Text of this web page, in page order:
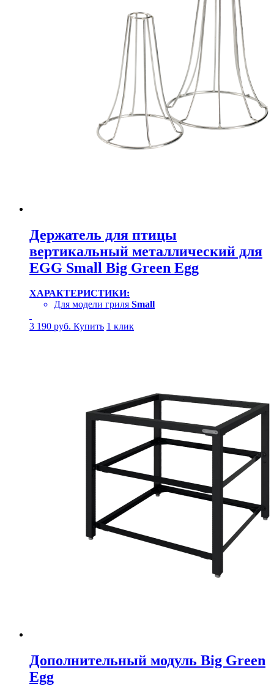
Держатель для птицы
вертикальный металлический для
EGG Small Big Green Egg
ХАРАКТЕРИСТИКИ:
Для модели гриля Small
3 190 руб. Купить 1 клик
Дополнительный модуль Big Green
Egg